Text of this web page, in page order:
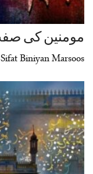
Sifat Biniyan Marsoos